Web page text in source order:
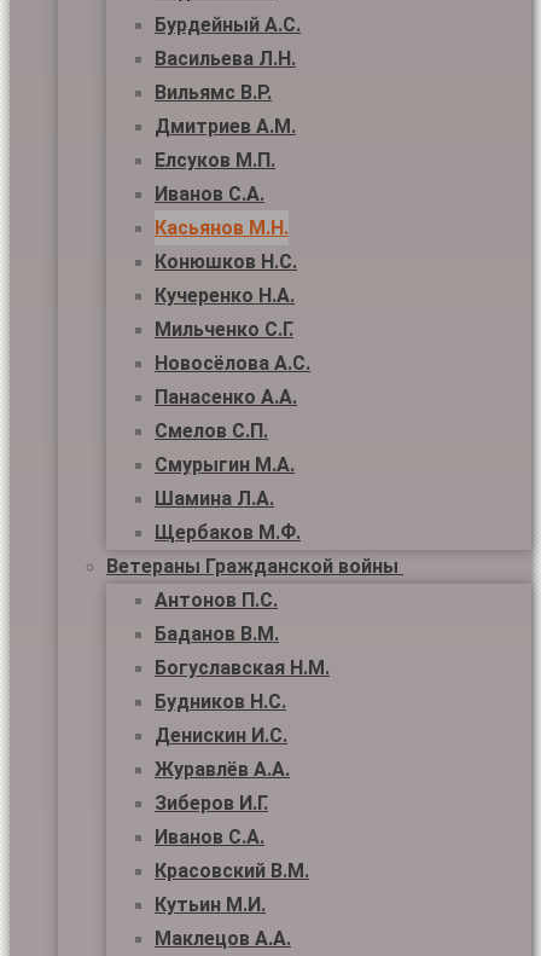
Бурдейный А.С.
Васильева Л.Н.
Вильямс В.Р.
Дмитриев А.М.
Елсуков М.П.
Иванов С.А.
Касьянов М.Н.
Конюшков Н.С.
Кучеренко Н.А.
Мильченко С.Г.
Новосёлова А.С.
Панасенко А.А.
Смелов С.П.
Смурыгин М.А.
Шамина Л.А.
Щербаков М.Ф.
Ветераны Гражданской войны
Антонов П.С.
Баданов В.М.
Богуславская Н.М.
Будников Н.С.
Денискин И.С.
Журавлёв А.А.
Зиберов И.Г.
Иванов С.А.
Красовский В.М.
Кутьин М.И.
Маклецов А.А.